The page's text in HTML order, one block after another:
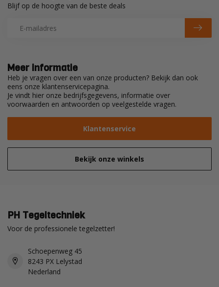
Meer informatie
Heb je vragen over een van onze producten? Bekijk dan ook
eens onze klantenservicepagina.
Je vindt hier onze bedrijfsgegevens, informatie over
voorwaarden en antwoorden op veelgestelde vragen.
Klantenservice
Bekijk onze winkels
Blijf op de hoogte van de beste deals
PH Tegeltechniek
Voor de professionele tegelzetter!
Schoepenweg 45
8243 PX Lelystad
Nederland